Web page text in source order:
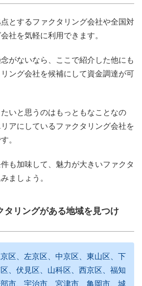
とするファクタリング会社や全国対
社を気軽に利用できます。
がないなら、ここで紹介した他にも
ング会社を候補にして資金調達が可
いと思うのはもっともなことなの
アにしているファクタリング会社を
。
も加味して、魅力が大きいファクタ
ましょう。
タリングがある地域を見つけ
区、左京区、中京区、東山区、下
、伏見区、山科区、西京区、福知
市、宇治市、宮津市、亀岡市、城